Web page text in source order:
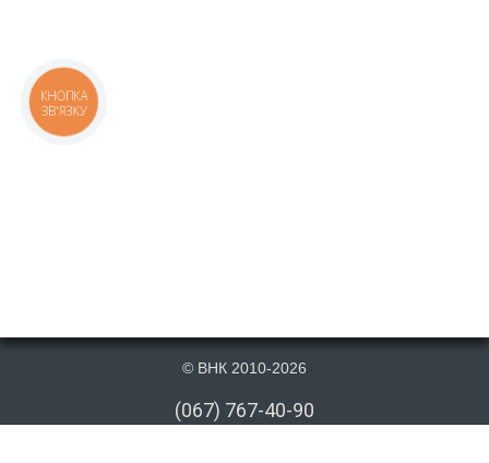
© ВНК 2010-2026
(067) 767-40-90
КНОПКА
ЗВ'ЯЗКУ